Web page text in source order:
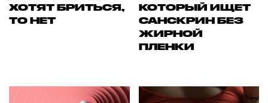
ХОТЯТ БРИТЬСЯ,
ТО НЕТ
КОТОРЫЙ ИЩЕТ
САНСКРИН БЕЗ
ЖИРНОЙ
ПЛЕНКИ